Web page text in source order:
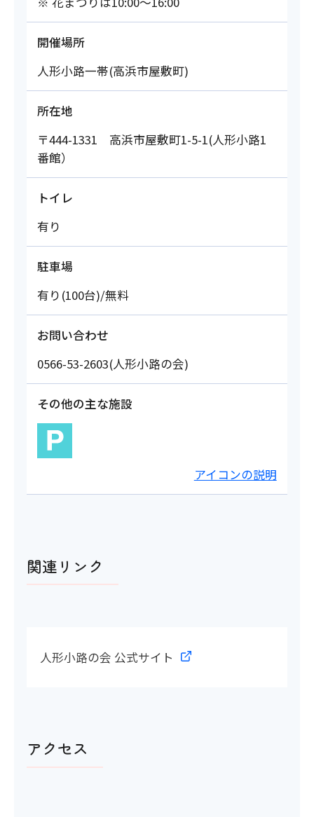
開催場所
人形小路一帯(高浜市屋敷町)
所在地
〒444-1331 高浜市屋敷町1-5-1(人形小路1
番館）
トイレ
有り
駐車場
有り(100台)/無料
お問い合わせ
0566-53-2603(人形小路の会)
その他の主な施設
アイコンの説明
関連リンク
人形小路の会 公式サイト
アクセス